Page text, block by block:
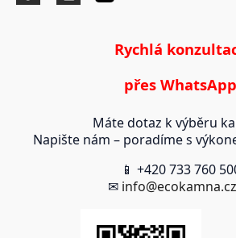
Rychlá
přes WhatsApp
Máte dotaz k výběru
Napište nám – poradíme s
📱 +420 733 760
✉ info@ecokamna.cz